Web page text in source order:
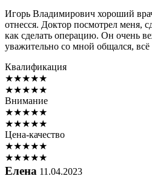
Игорь Владимирович хороший
отнесся. Доктор посмотрел меня,
как сделать операцию. Он очень
уважительно со мной общался, всё
Квалификация
★★★★★
★★★★★
Внимание
★★★★★
★★★★★
Цена-качество
★★★★★
★★★★★
Елена 11.04.2023